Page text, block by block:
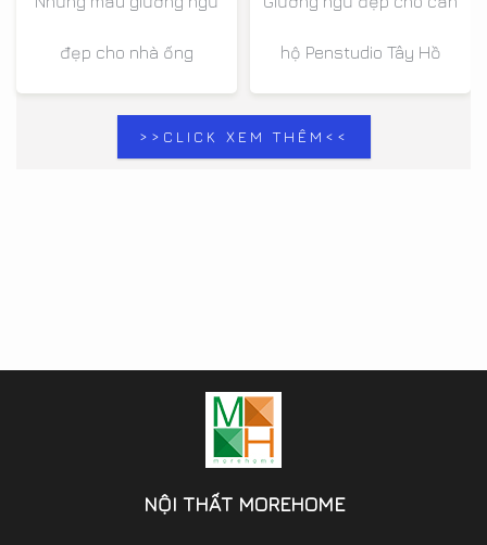
đẹp cho nhà ống hộ Penstudio Tây Hồ
>>CLICK XEM THÊM<<
NỘI THẤT MOREHOME